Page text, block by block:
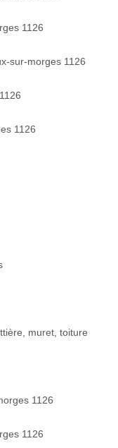
1126
sur-morges 1126
1126
muret, toiture
1126
1126